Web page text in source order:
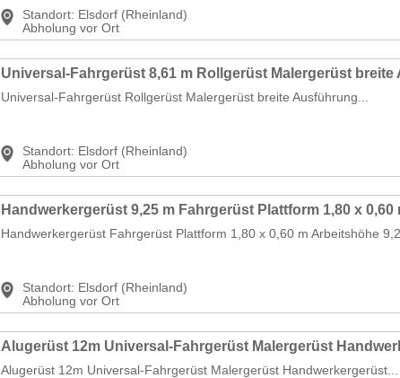
Standort: Elsdorf (Rheinland)
Abholung vor Ort
Universal-Fahrgerüst Rollgerüst Malergerüst breite Ausführung...
Standort: Elsdorf (Rheinland)
Abholung vor Ort
Handwerkergerüst Fahrgerüst Plattform 1,80 x 0,60 m Arbeitshöhe
Standort: Elsdorf (Rheinland)
Abholung vor Ort
Alugerüst 12m Universal-Fahrgerüst Malergerüst Handwerkergerüst...